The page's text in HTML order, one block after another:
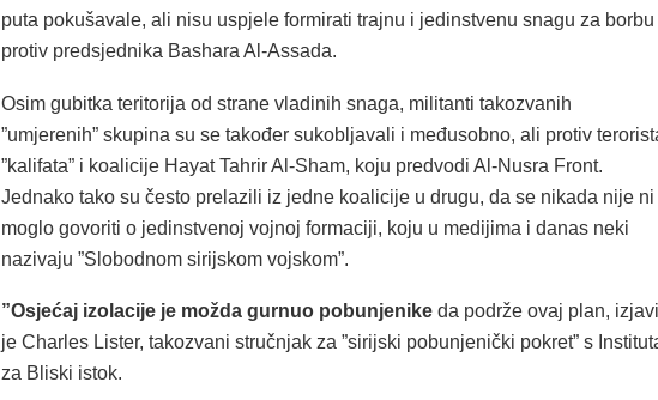
puta pokušavale, ali nisu uspjele formirati trajnu i jedinstvenu snagu za borbu
protiv predsjednika Bashara Al-Assada.
Osim gubitka teritorija od strane vladinih snaga, militanti takozvanih
”umjerenih” skupina su se također sukobljavali i međusobno, ali protiv
”kalifata” i koalicije Hayat Tahrir Al-Sham, koju predvodi Al-Nusra Front.
Jednako tako su često prelazili iz jedne koalicije u drugu, da se nikada nije ni
moglo govoriti o jedinstvenoj vojnoj formaciji, koju u medijima i danas neki
nazivaju ”Slobodnom sirijskom vojskom”.
”Osjećaj izolacije je možda gurnuo pobunjenikeda podrže ovaj plan,
je Charles Lister, takozvani stručnjak za ”sirijski pobunjenički pokret” s
za Bliski istok.